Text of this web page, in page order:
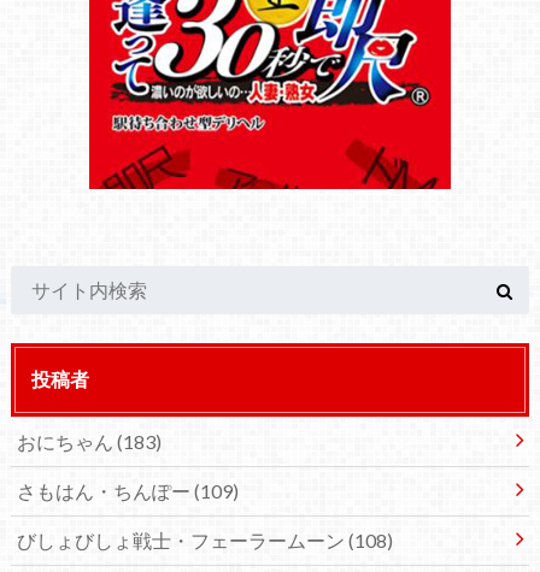
投稿者
おにちゃん (183)
さもはん・ちんぽー (109)
びしょびしょ戦士・フェーラームーン (108)